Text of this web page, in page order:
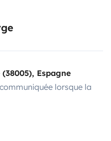
Espagne
lorsque la